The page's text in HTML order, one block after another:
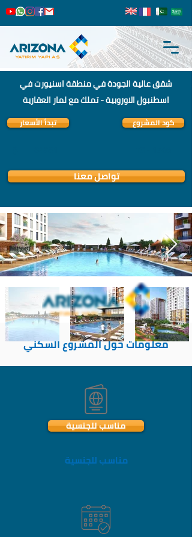
تبدأ الأسعار كود المشروع
شقق عالية الجودة في منطقة اسنيورت في
اسطنبول الاوروبية - تملك مع لمار العقارية
تواصل معنا
معلومات حول المشروع السكني
مناسب للجنسية
مناسب للجنسية